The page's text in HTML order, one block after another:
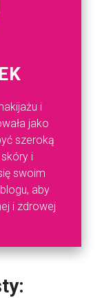
i
jako
szeroką
i
swoim
aby
i zdrowej